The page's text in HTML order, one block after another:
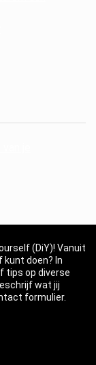
(DiY)! Vanuit
doen? In
tips op diverse
wat jij
formulier.